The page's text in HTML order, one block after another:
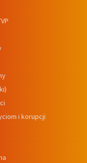
i korupcji